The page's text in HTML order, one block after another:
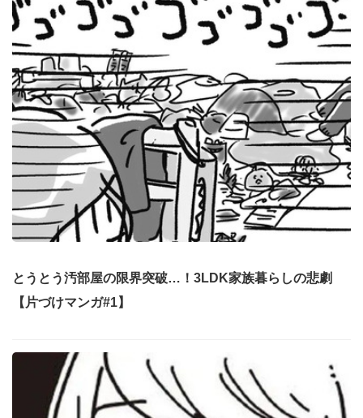
とうとう汚部屋の限界突破…！3LDK家族暮らしの悲劇
【片づけマンガ#1】